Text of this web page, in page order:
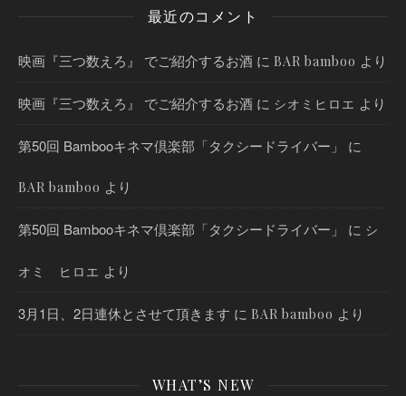
最近のコメント
映画『三つ数えろ』 でご紹介するお酒 に BAR bamboo より
映画『三つ数えろ』 でご紹介するお酒 に シオミヒロエ より
第50回 Bambooキネマ倶楽部「タクシードライバー」 に
BAR bamboo より
第50回 Bambooキネマ倶楽部「タクシードライバー」 に シ
オミ ヒロエ より
3月1日、2日連休とさせて頂きます に BAR bamboo より
WHAT’S NEW